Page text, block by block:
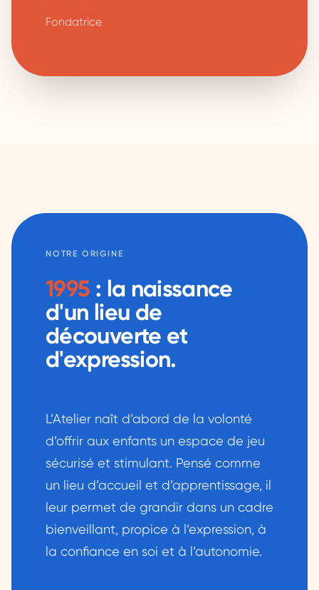
Fondatrice
NOTRE ORIGINE
1995 : la naissance
d'un lieu de
découverte et
d'expression.
L’Atelier naît d’abord de la volonté
d’offrir aux enfants un espace de jeu
sécurisé et stimulant. Pensé comme
un lieu d’accueil et d’apprentissage, il
leur permet de grandir dans un cadre
bienveillant, propice à l’expression, à
la confiance en soi et à l’autonomie.